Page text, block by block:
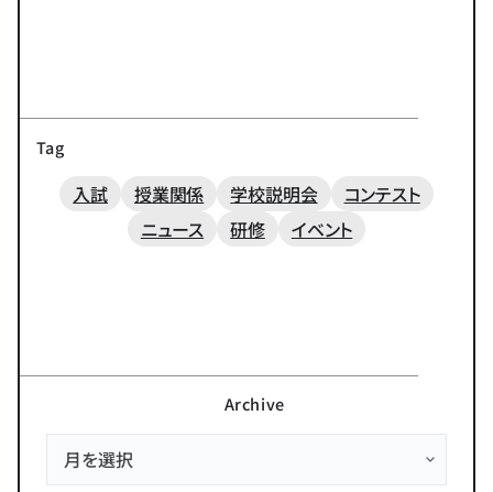
Tag
入試 授業関係 学校説明会
コンテスト
ニュース
研修 イベント
Archive